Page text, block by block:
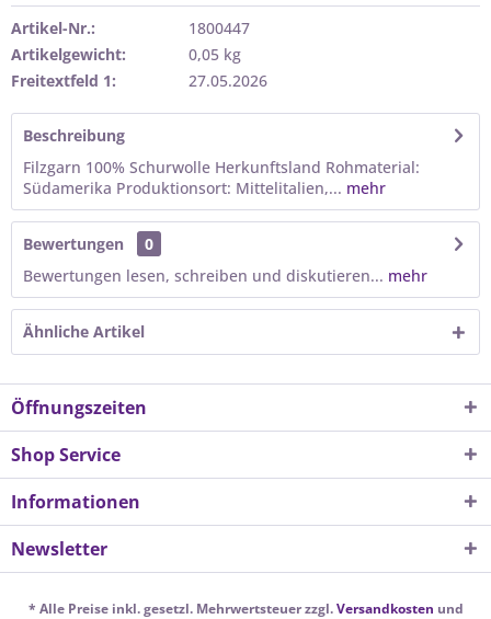
Artikel-Nr.:
1800447
Artikelgewicht:
0,05 kg
Freitextfeld 1:
27.05.2026
Beschreibung
Filzgarn 100% Schurwolle Herkunftsland Rohmaterial:
Südamerika Produktionsort: Mittelitalien,... mehr
Bewertungen
0
Bewertungen lesen, schreiben und diskutieren... mehr
Ähnliche Artikel
Öffnungszeiten
Shop Service
Informationen
Newsletter
* Alle Preise inkl. gesetzl. Mehrwertsteuer zzgl.Versandkosten und